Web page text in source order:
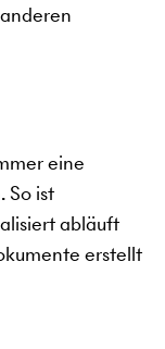
eine
So ist
abläuft
erstellt